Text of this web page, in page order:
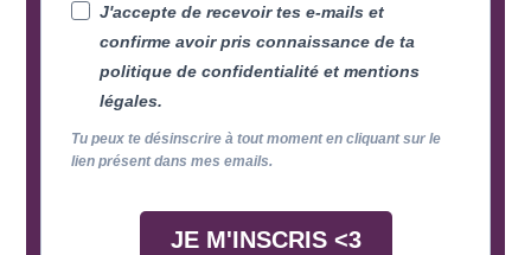
J'accepte de recevoir tes e-mails et
confirme avoir pris connaissance de ta
politique de confidentialité et mentions
légales.
Tu peux te désinscrire à tout moment en cliquant sur le
lien présent dans mes emails.
JE M'INSCRIS <3